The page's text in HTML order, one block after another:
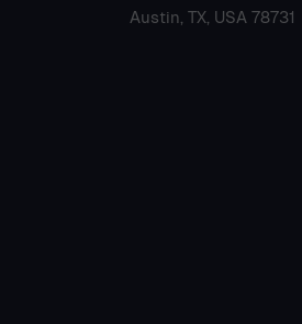
Austin, TX, USA 78731